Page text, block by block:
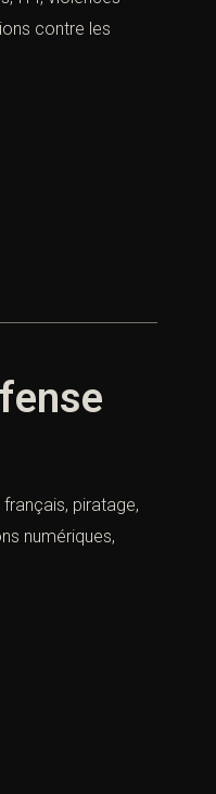
contre les
piratage,
numériques,